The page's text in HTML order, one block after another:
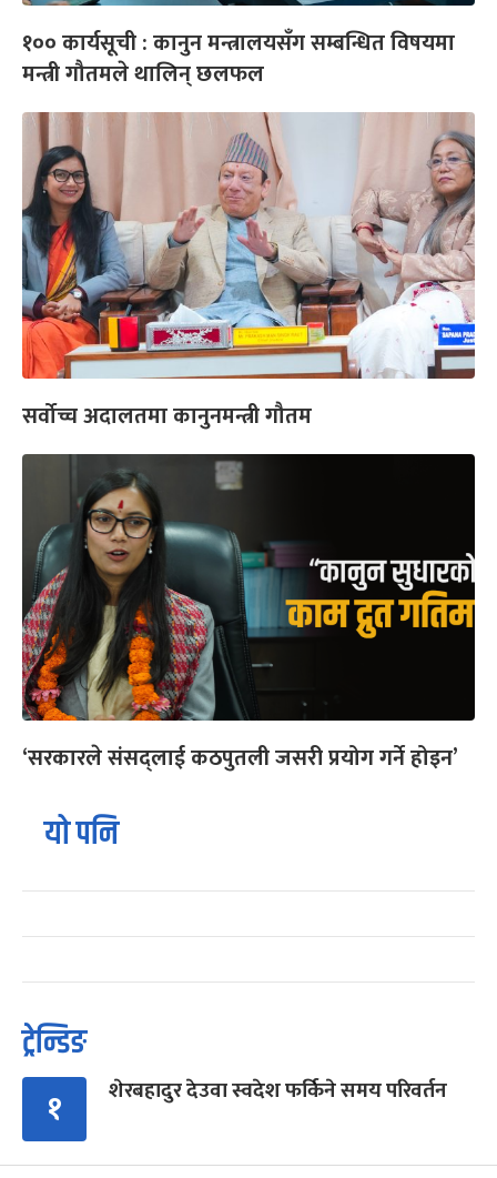
१०० कार्यसूची : कानुन मन्त्रालयसँग सम्बन्धित विषयमा
मन्त्री गौतमले थालिन् छलफल
सर्वोच्च अदालतमा कानुनमन्त्री गौतम
‘सरकारले संसद्लाई कठपुतली जसरी प्रयोग गर्ने होइन’
यो पनि
ट्रेन्डिङ
१ शेरबहादुर देउवा स्वदेश फर्किने समय परिवर्तन